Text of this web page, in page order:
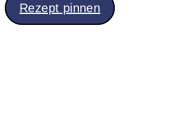
Rezept pinnen